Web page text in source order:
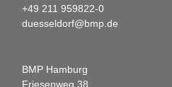
+49 211 959822-0
duesseldorf@bmp.de
BMP Hamburg
Friesenweg 38